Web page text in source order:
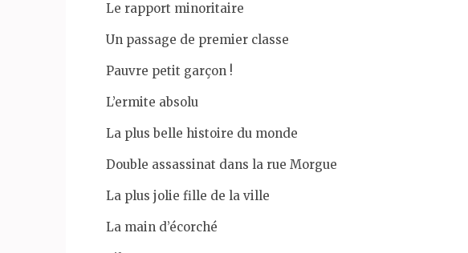
Le rapport minoritaire
Un passage de premier classe
Pauvre petit garçon !
L’ermite absolu
La plus belle histoire du monde
Double assassinat dans la rue Morgue
La plus jolie fille de la ville
La main d’écorché